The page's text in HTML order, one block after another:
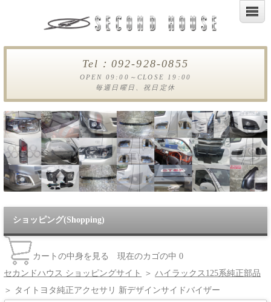
Tel：092-928-0855
OPEN 09:00～CLOSE 19:00
毎週日曜日、祝日定休
ショッピング(Shopping)
カートの中身を見る 現在のカゴの中 0
セカンドハウス ショッピングサイト
＞ ハイラックス125系純正部品
＞ タイトヨタ純正アクセサリ 新デザインサイドバイザー